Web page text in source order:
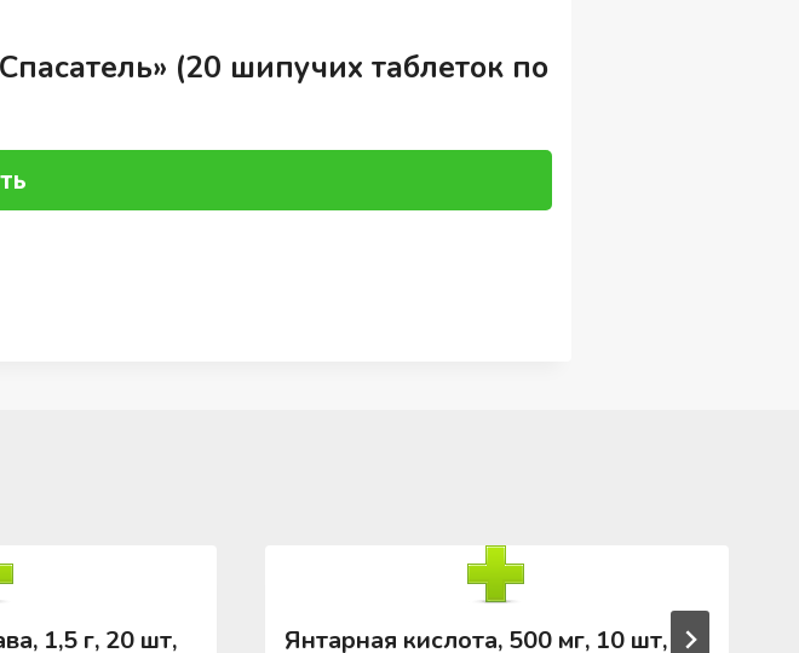
(20 шипучих таблеток по
1,5 г, 20 шт, Янтарная кислота, 500 мг, 10 шт,